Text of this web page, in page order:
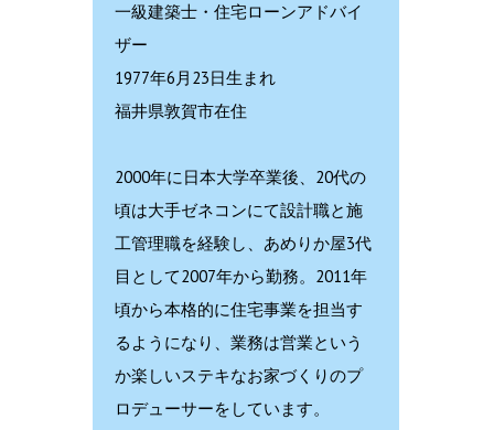
一級建築士・住宅ローンアドバイ
ザー
1977年6月23日生まれ
福井県敦賀市在住
2000年に日本大学卒業後、20代の
頃は大手ゼネコンにて設計職と施
工管理職を経験し、あめりか屋3代
目として2007年から勤務。2011年
頃から本格的に住宅事業を担当す
るようになり、業務は営業という
か楽しいステキなお家づくりのプ
ロデューサーをしています。